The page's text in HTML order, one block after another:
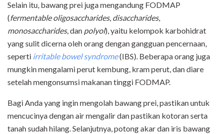
Selain itu, bawang prei juga mengandung FODMAP
(fermentable oligosaccharides, disaccharides,
monosaccharides, dan polyol), yaitu kelompok karbohidrat
yang sulit dicerna oleh orang dengan gangguan pencernaan,
seperti irritable bowel syndrome(IBS). Beberapa orang juga
mungkin mengalami perut kembung, kram perut, dan diare
setelah mengonsumsi makanan tinggi FODMAP.
Bagi Anda yang ingin mengolah bawang prei, pastikan untuk
mencucinya dengan air mengalir dan pastikan kotoran serta
tanah sudah hilang. Selanjutnya, potong akar dan iris bawang